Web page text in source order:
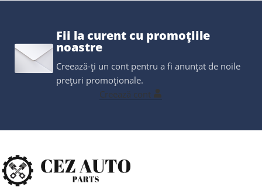
Fii la curent cu promoțiile
noastre
Creează-ți un cont pentru a fi anunțat de noile
prețuri promoționale.
Creează cont